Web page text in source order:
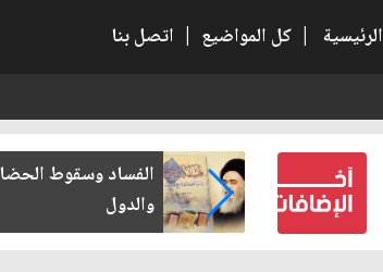
الرئيسية | كل المواضيع | اتصل بنا
كتب لنفسه
الفساد وسقوط الحضارات
والدول